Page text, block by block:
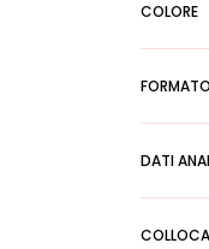
COLORE
FORMATO
DATI